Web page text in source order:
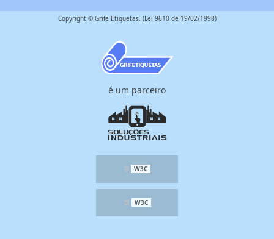
Copyright © Grife Etiquetas. (Lei 9610 de 19/02/1998)
é um parceiro
W3C
W3C